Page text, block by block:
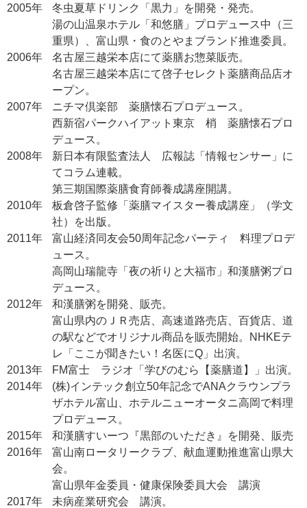
2005年
冬虫夏草ドリンク「黒力」を開発・発売。
湯の山温泉ホテル「和悠膳」プロデュース中（三
重県）、富山県・食のとやまブランド推進委員。
2006年
名古屋三越栄本店にて薬膳お惣菜販売。
名古屋三越栄本店にて啓子セレクト薬膳商品店オ
ープン。
2007年
ニチマ倶楽部 薬膳懐石プロデュース。
西新宿パークハイアット東京 梢 薬膳懐石プロ
デュース。
2008年
新日本有限監査法人 広報誌「情報センサー」に
てコラム連載。
第三期国際薬膳食育師養成講座開講。
2010年
板倉啓子監修「薬膳マイスター養成講座」（学文
社）を出版。
2011年
富山経済同友会50周年記念パーティ 料理プロデ
ュース。
高岡山瑞龍寺「夜の祈りと大福市」和漢膳粥プロ
デュース。
2012年
和漢膳粥を開発、販売。
富山県内のＪＲ売店、高速道路売店、百貨店、道
の駅などでオリジナル商品を販売開始。NHKEテ
レ「ここが聞きたい！名医にQ」出演。
2013年
FM富士 ラジオ「学びのむら【薬膳道】」出演。
2014年
(株)インテック創立50年記念でANAクラウンプラ
ザホテル富山、ホテルニューオータニ高岡で料理
プロデュース。
2015年
和漢膳すいーつ『黒部のいただき』を開発、販売
2016年
富山南ロータリークラブ、献血運動推進富山県大
会。
富山県年金委員・健康保険委員大会 講演
2017年
未病産業研究会 講演。